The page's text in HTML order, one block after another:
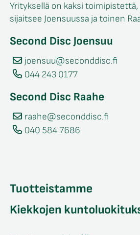
Yrityksellä on kaksi
sijaitsee Joensuussa ja toinen
Second Disc Joensuu
joensuu@seconddisc.fi
044 243 0177
Second Disc Raahe
raahe@seconddisc.fi
040 584 7686
Tuotteistamme
Kiekkojen